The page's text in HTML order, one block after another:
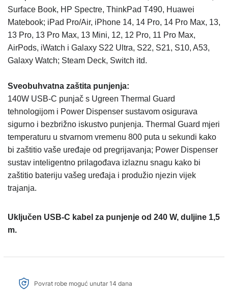
Surface Book, HP Spectre, ThinkPad T490, Huawei
Matebook; iPad Pro/Air, iPhone 14, 14 Pro, 14 Pro Max, 13,
13 Pro, 13 Pro Max, 13 Mini, 12, 12 Pro, 11 Pro Max,
AirPods, iWatch i Galaxy S22 Ultra, S22, S21, S10, A53,
Galaxy Watch; Steam Deck, Switch itd.
Sveobuhvatna zaštita punjenja:
140W USB-C punjač s Ugreen Thermal Guard
tehnologijom i Power Dispenser sustavom osigurava
sigurno i bezbrižno iskustvo punjenja. Thermal Guard mjeri
temperaturu u stvarnom vremenu 800 puta u sekundi kako
bi zaštitio vaše uređaje od pregrijavanja; Power Dispenser
sustav inteligentno prilagođava izlaznu snagu kako bi
zaštitio bateriju vašeg uređaja i produžio njezin vijek
trajanja.
Uključen USB-C kabel za punjenje od 240 W, duljine 1,5
m.
Povrat robe moguć unutar 14 dana